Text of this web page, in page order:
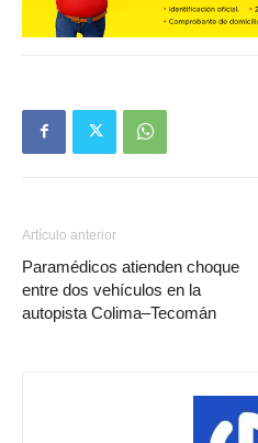
Artículo anterior
Paramédicos atienden choque
entre dos vehículos en la
autopista Colima–Tecomán